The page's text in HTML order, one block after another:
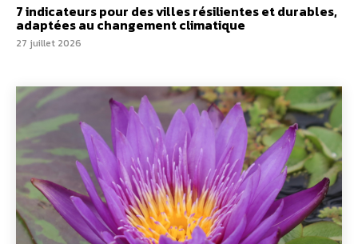
7 indicateurs pour des villes résilientes et durables,
adaptées au changement climatique
27 juillet 2026